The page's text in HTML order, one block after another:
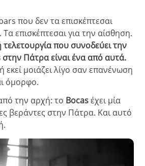
που δεν τα επισκέπτεσαι
επισκέπτεσαι για την αίσθηση.
τελετουργία που συνοδεύει την
στην Πάτρα είναι ένα από αυτά.
εκεί μοιάζει λίγο σαν επανένωση
όμορφο.
την αρχή: το Bocasέχει μία
βεράντες στην Πάτρα. Και αυτό